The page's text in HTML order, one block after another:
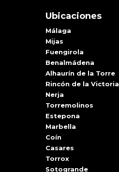
Ubicaciones
Málaga
Mijas
Fuengirola
Benalmádena
Alhaurín de la Torre
Rincón de la Victoria
Nerja
Torremolinos
Estepona
Marbella
Coín
Casares
Torrox
Sotogrande